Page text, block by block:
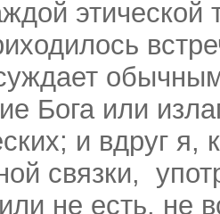
этической
Бога или
и вдруг я,
связки,
не есть, не